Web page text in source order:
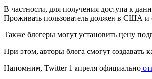
В частности, для получения доступа к
Проживать пользователь должен в США и
Также блогеры могут установить цену
При этом, авторы блога смогут создавать
Напомним, Twitter 1 апреля официально